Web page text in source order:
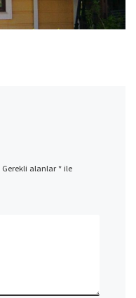
Gerekli alanlar*ile